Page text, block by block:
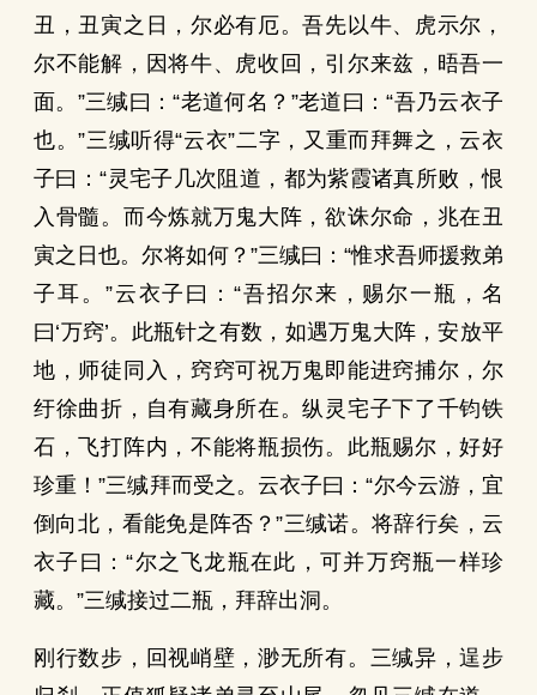
丑，丑寅之日，尔必有厄。吾先以牛、虎示尔，
尔不能解，因将牛、虎收回，引尔来兹，晤吾一
面。”三缄曰：“老道何名？”老道曰：“吾乃云衣子
也。”三缄听得“云衣”二字，又重而拜舞之，云衣
子曰：“灵宅子几次阻道，都为紫霞诸真所败，恨
入骨髓。而今炼就万鬼大阵，欲诛尔命，兆在丑
寅之日也。尔将如何？”三缄曰：“惟求吾师援救弟
子耳。”云衣子曰：“吾招尔来，赐尔一瓶，名
曰‘万窍’。此瓶针之有数，如遇万鬼大阵，安放平
地，师徒同入，窍窍可祝万鬼即能进窍捕尔，尔
纡徐曲折，自有藏身所在。纵灵宅子下了千钧铁
石，飞打阵内，不能将瓶损伤。此瓶赐尔，好好
珍重！”三缄拜而受之。云衣子曰：“尔今云游，宜
倒向北，看能免是阵否？”三缄诺。将辞行矣，云
衣子曰：“尔之飞龙瓶在此，可并万窍瓶一样珍
藏。”三缄接过二瓶，拜辞出洞。
刚行数步，回视峭壁，渺无所有。三缄异，逞步